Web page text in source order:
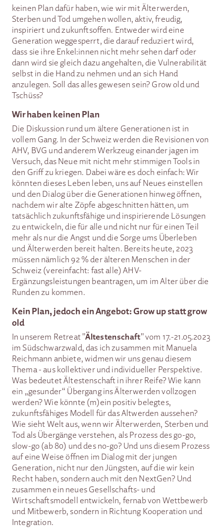
keinen Plan dafür haben, wie wir mit Älterwerden,
Sterben und Tod umgehen wollen, aktiv, freudig,
inspiriert und zukunftsoffen. Entweder wird eine
Generation weggesperrt, die darauf reduziert wird,
dass sie ihre Enkel:innen nicht mehr sehen darf oder
dann wird sie gleich dazu angehalten, die Vulnerabilität
selbst in die Hand zu nehmen und an sich Hand
anzulegen. Soll das alles gewesen sein? Grow old und
Tschüss?
Wir haben keinen Plan
Die Diskussion rund um ältere Generationen ist in
vollem Gang. In der Schweiz werden die Revisionen von
AHV, BVG und anderem Werkzeug einander jagen im
Versuch, das Neue mit nicht mehr stimmigen Tools in
den Griff zu kriegen. Dabei wäre es doch einfach: Wir
könnten dieses Leben leben, uns auf Neues einstellen
und den Dialog über die Generationen hinweg öffnen,
nachdem wir alte Zöpfe abgeschnitten hätten, um
tatsächlich zukunftsfähige und inspirierende Lösungen
zu entwickeln, die für alle und nicht nur für einen Teil
mehr als nur die Angst und die Sorge ums Überleben
und Älterwerden bereit halten. Bereits heute, 2023
müssen nämlich 92 % der älteren Menschen in der
Schweiz (vereinfacht: fast alle) AHV-
Ergänzungsleistungen beantragen, um im Alter über die
Runden zu kommen.
Kein Plan, jedoch ein Angebot: Grow up statt grow
old
In unserem Retreat "Ältestenschaft" vom 17.-21.05.2023
im Südschwarzwald, das ich zusammen mit Manuela
Reichmann anbiete, widmen wir uns genau diesem
Thema - aus kollektiver und individueller Perspektive.
Was bedeutet Ältestenschaft in ihrer Reife? Wie kann
ein „gesunder“ Übergang ins Älterwerden vollzogen
werden? Wie könnte (m)ein positiv belegtes,
zukunftsfähiges Modell für das Altwerden aussehen?
Wie sieht Welt aus, wenn wir Älterwerden, Sterben und
Tod als Übergänge verstehen, als Prozess des go-go,
slow-go (ab 80) und des no-go? Und uns diesem Prozess
auf eine Weise öffnen im Dialog mit der jungen
Generation, nicht nur den Jüngsten, auf die wir kein
Recht haben, sondern auch mit den NextGen? Und
zusammen ein neues Gesellschafts- und
Wirtschaftsmodell entwickeln, fernab von Wettbewerb
und Mitbewerb, sondern in Richtung Kooperation und
Integration.